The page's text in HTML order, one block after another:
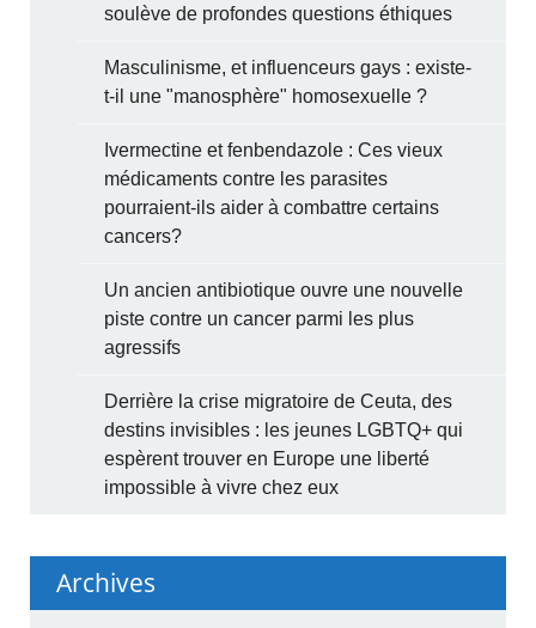
soulève de profondes questions éthiques
Masculinisme, et influenceurs gays : existe-
t-il une "manosphère" homosexuelle ?
Ivermectine et fenbendazole : Ces vieux
médicaments contre les parasites
pourraient-ils aider à combattre certains
cancers?
Un ancien antibiotique ouvre une nouvelle
piste contre un cancer parmi les plus
agressifs
Derrière la crise migratoire de Ceuta, des
destins invisibles : les jeunes LGBTQ+ qui
espèrent trouver en Europe une liberté
impossible à vivre chez eux
Archives